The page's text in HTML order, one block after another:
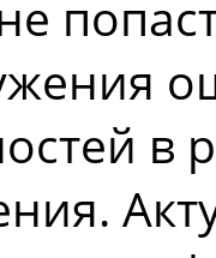
в